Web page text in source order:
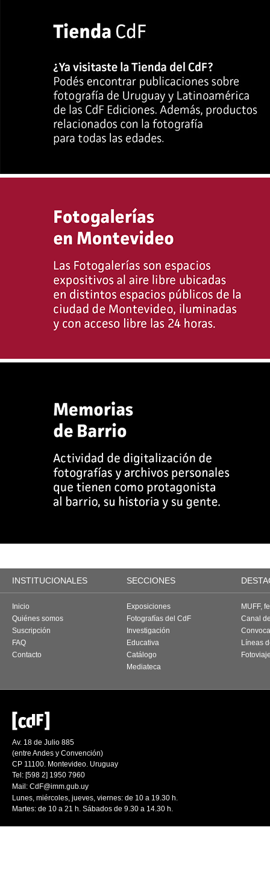
INSTITUCIONALES SECCIONES
Inicio
Quiénes somos
Suscripción
FAQ
Contacto
Exposiciones
Fotografías del CdF
Investigación
Educativa
Catálogo
Mediateca
MUFF,
Canal
Líneas
Av. 18 de Julio 885
(entre Andes y Convención)
CP 11100. Montevideo. Uruguay
Tel: [598 2] 1950 7960
Mail: CdF@imm.gub.uy
Lunes, miércoles, jueves, viernes: de 10 a 19.30 h.
Martes: de 10 a 21 h. Sábados de 9.30 a 14.30 h.